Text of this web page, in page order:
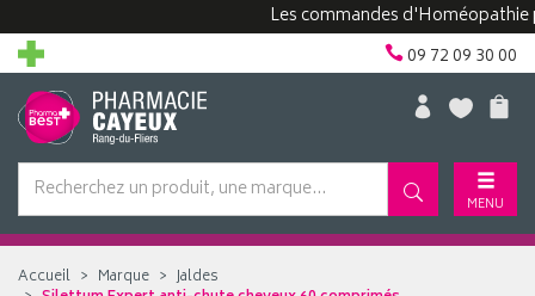
Les commandes d'Homéopathie
09 72 09 30 00
MENU
Accueil Marque
Jaldes